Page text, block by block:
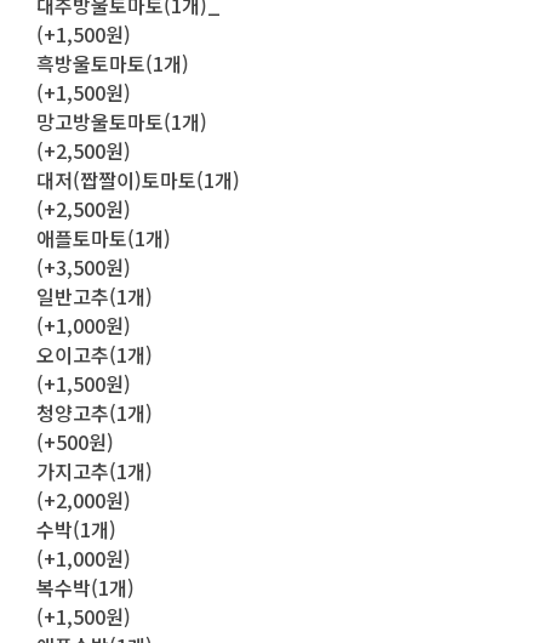
(+1,500원)
흑방울토마토(1개)
(+1,500원)
망고방울토마토(1개)
(+2,500원)
대저(짭짤이)토마토(1개)
(+2,500원)
애플토마토(1개)
(+3,500원)
일반고추(1개)
(+1,000원)
오이고추(1개)
(+1,500원)
청양고추(1개)
(+500원)
가지고추(1개)
(+2,000원)
수박(1개)
(+1,000원)
복수박(1개)
(+1,500원)